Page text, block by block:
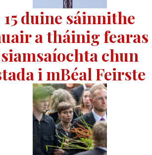
15 duine sáinnithe
a tháinig fearas
siamsaíochta chun
i mBéal Feirste